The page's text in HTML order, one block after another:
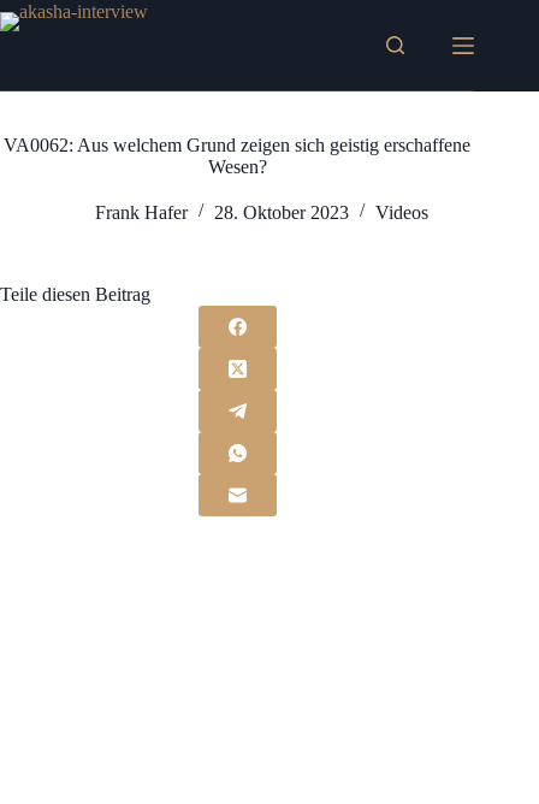
Zum
Inhalt
VA0062: Aus welchem Grund zeigen sich geistig erschaffene
Wesen?
Frank Hafer 28. Oktober 2023 Videos
Teile diesen Beitrag